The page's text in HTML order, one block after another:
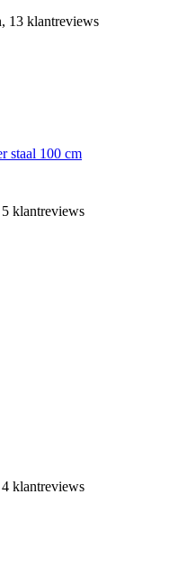
13 klantreviews
staal 100 cm
klantreviews
klantreviews